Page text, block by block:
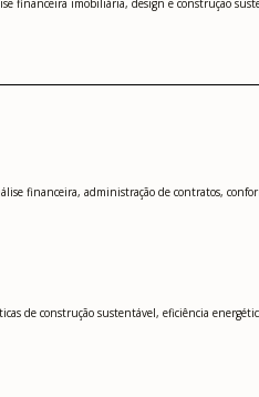
financeira imobiliária, design e construção
financeira, administração de contratos,
de construção sustentável, eficiência